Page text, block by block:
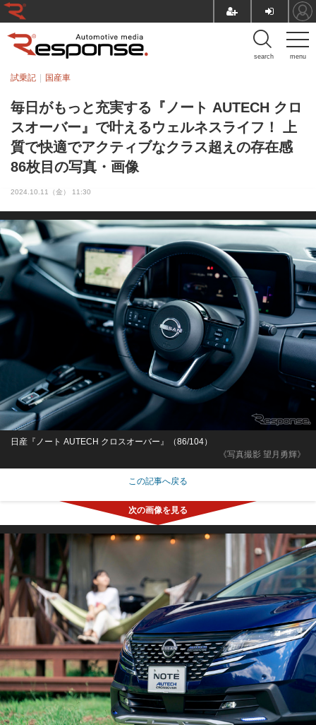
menu
search
毎日がもっと充実する『ノート AUTECH クロ
スオーバー』で叶えるウェルネスライフ！ 上
質で快適でアクティブなクラス超えの存在感
86枚目の写真・画像
試乗記 国産車
2024.10.11（金） 11:30
《写真撮影 望月勇輝》
日産『ノート AUTECH クロスオーバー』（86/104）
この記事へ戻る